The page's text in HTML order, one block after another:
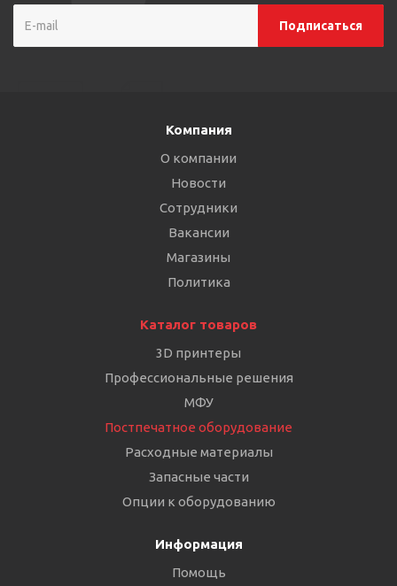
Компания
О компании
Новости
Сотрудники
Вакансии
Магазины
Политика
Каталог товаров
3D принтеры
Профессиональные решения
МФУ
Постпечатное оборудование
Расходные материалы
Запасные части
Опции к оборудованию
Информация
Помощь